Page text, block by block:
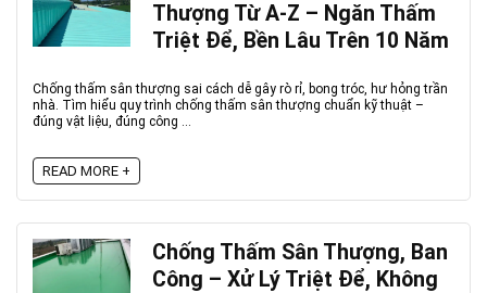
Thượng Từ A-Z – Ngăn Thấm
Triệt Để, Bền Lâu Trên 10 Năm
Chống thấm sân thượng sai cách dễ gây rò rỉ, bong tróc, hư hỏng trần
nhà. Tìm hiểu quy trình chống thấm sân thượng chuẩn kỹ thuật –
đúng vật liệu, đúng công ...
READ MORE +
Chống Thấm Sân Thượng, Ban
Công – Xử Lý Triệt Để, Không